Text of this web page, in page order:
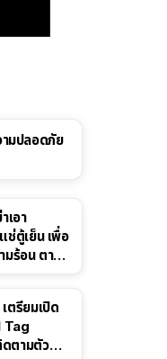
มปลอดภัย
เอา
ช่ตู้เย็น เพื่อ
มร้อน ตาม
ตรียมเปิด
Tag
ตามตัว